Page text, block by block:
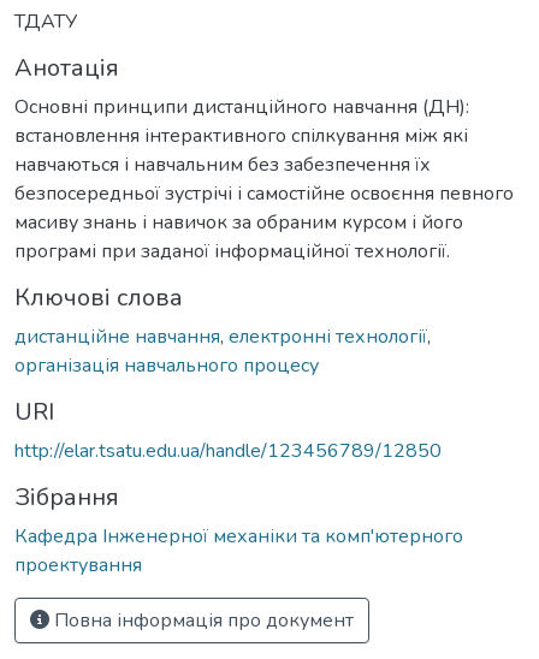
ТДАТУ
Анотація
Основні принципи дистанційного навчання (ДН):
встановлення інтерактивного спілкування між які
навчаються і навчальним без забезпечення їх
безпосередньої зустрічі і самостійне освоєння певного
масиву знань і навичок за обраним курсом і його
програмі при заданої інформаційної технології.
Ключові слова
дистанційне навчання, електронні технології,
організація навчального процесу
URI
http://elar.tsatu.edu.ua/handle/123456789/12850
Зібрання
Кафедра Інженерної механіки та комп'ютерного
проектування
Повна інформація про документ